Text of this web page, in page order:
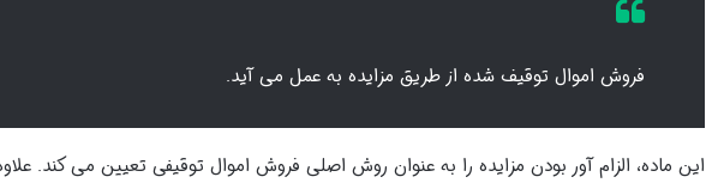
فروش اموال توقیف شده از طریق مزایده به عمل می آید.
این ماده، الزام آور بودن مزایده را به عنوان روش اصلی فروش اموال توقیفی تعیین می کند.